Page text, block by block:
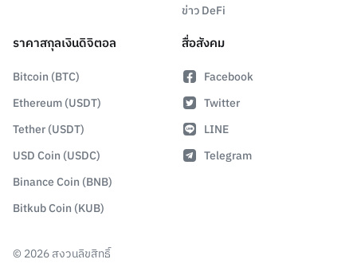
ข่าว DeFi
ราคาสกุลเงินดิจิตอล
Bitcoin (BTC)
Ethereum (USDT)
Tether (USDT)
USD Coin (USDC)
Binance Coin (BNB)
Bitkub Coin (KUB)
สื่อสังคม
Facebook
Twitter
LINE
Telegram
© 2026สงวนลิขสิทธิ์